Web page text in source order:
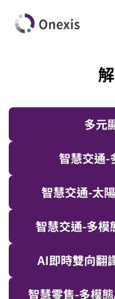
多元
智慧交通-
智慧交通-太
智慧交通-多模
AI即時雙向翻
智慧零售-多模